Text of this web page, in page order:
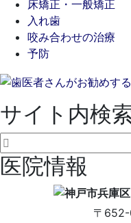
床矯正・一般矯正
入れ歯
咬み合わせの治療
予防
サイト内検
医院情報
〒